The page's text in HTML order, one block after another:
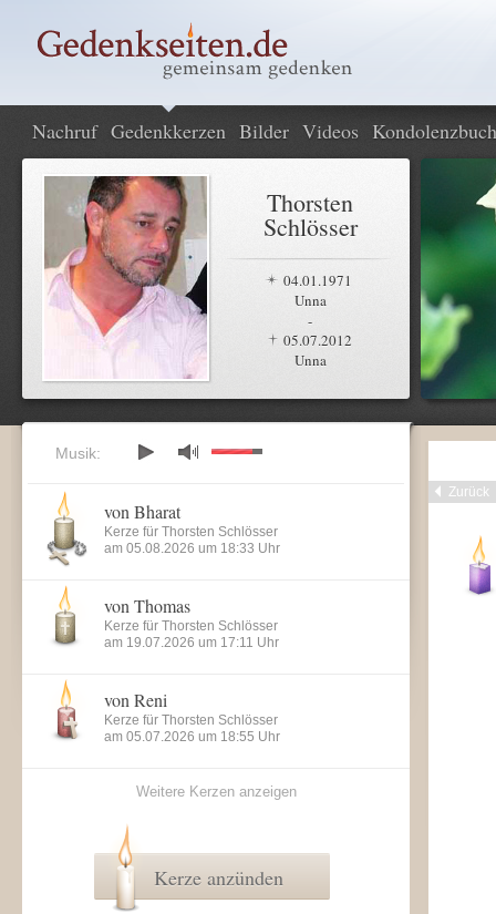
Nachruf Gedenkkerzen Bilder Videos Kondolenzbuch
Thorsten
Schlösser
04.01.1971
Unna
-
05.07.2012
Unna
Zurück
Musik:
von Bharat
Kerze für Thorsten Schlösser
am 05.08.2026 um 18:33 Uhr
von Thomas
Kerze für Thorsten Schlösser
am 19.07.2026 um 17:11 Uhr
von Reni
Kerze für Thorsten Schlösser
am 05.07.2026 um 18:55 Uhr
Weitere Kerzen anzeigen
Kerze anzünden